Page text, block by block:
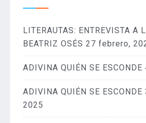
LITERAUTAS: ENTREVISTA A
BEATRIZ OSÉS 27 febrero,
ADIVINA QUIÉN SE ESCONDE
ADIVINA QUIÉN SE ESCONDE
2025